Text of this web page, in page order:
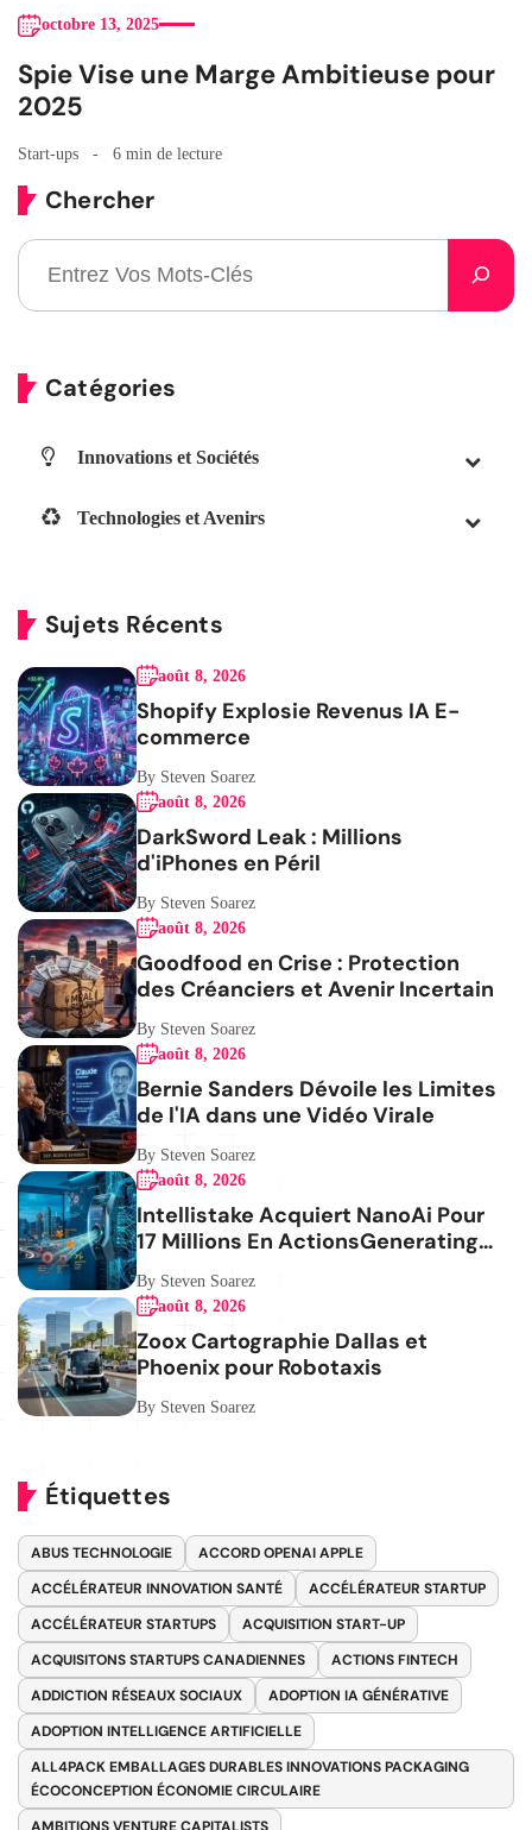
octobre 13, 2025
Spie Vise une Marge Ambitieuse pour
2025
Start-ups 6 min de lecture
Chercher
Catégories
Innovations et Sociétés
Technologies et Avenirs
Sujets Récents
août 8, 2026
Shopify Explosie Revenus IA E-
commerce
By Steven Soarez
août 8, 2026
DarkSword Leak : Millions
d'iPhones en Péril
By Steven Soarez
août 8, 2026
Goodfood en Crise : Protection
des Créanciers et Avenir Incertain
By Steven Soarez
août 8, 2026
Bernie Sanders Dévoile les Limites
de l'IA dans une Vidéo Virale
By Steven Soarez
août 8, 2026
Intellistake Acquiert NanoAi Pour
17 Millions En ActionsGenerating
the French blog article
By Steven Soarez
août 8, 2026
Zoox Cartographie Dallas et
Phoenix pour Robotaxis
By Steven Soarez
Étiquettes
ABUS TECHNOLOGIE
ACCORD OPENAI APPLE
ACCÉLÉRATEUR INNOVATION SANTÉ
ACCÉLÉRATEUR STARTUP
ACCÉLÉRATEUR STARTUPS
ACQUISITION START-UP
ACQUISITONS STARTUPS CANADIENNES
ACTIONS FINTECH
ADDICTION RÉSEAUX SOCIAUX
ADOPTION IA GÉNÉRATIVE
ADOPTION INTELLIGENCE ARTIFICIELLE
ALL4PACK EMBALLAGES DURABLES INNOVATIONS PACKAGING
ÉCOCONCEPTION ÉCONOMIE CIRCULAIRE